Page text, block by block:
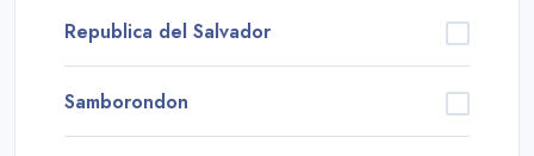
Republica del Salvador
Samborondon